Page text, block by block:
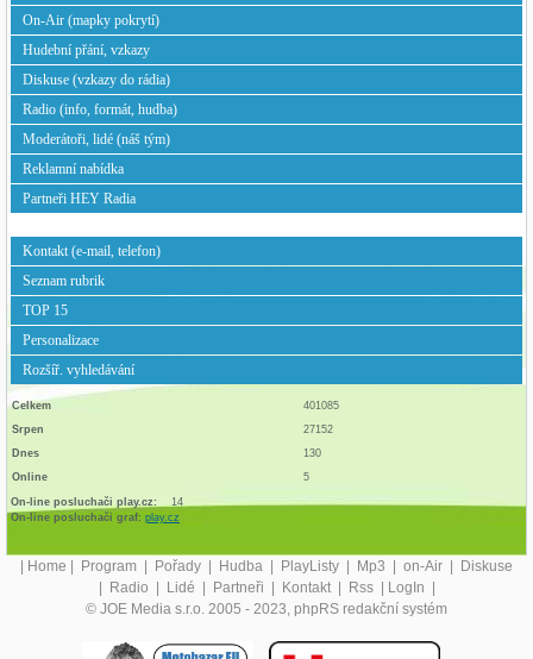
On-Air (mapky pokrytí)
Hudební přání, vzkazy
Diskuse (vzkazy do rádia)
Radio (info, formát, hudba)
Moderátoři, lidé (náš tým)
Reklamní nabídka
Partneři HEY Radia
Kontakt (e-mail, telefon)
Seznam rubrik
TOP 15
Personalizace
Rozšíř. vyhledávání
Celkem
401085
Srpen
27152
Dnes
130
Online
5
On-line posluchači play.cz:
14
On-line posluchači graf: play.cz
| Home | Program | Pořady | Hudba | PlayListy | Mp3 | on-Air | Diskuse
| Radio | Lidé | Partneři | Kontakt | Rss | LogIn |
© JOE Media s.r.o. 2005 - 2023, phpRS redakční systém